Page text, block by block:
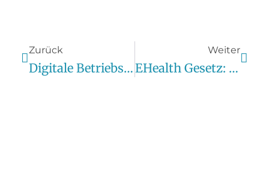
Zurück
Digitale Betriebsprüfung: So Bereitest Du Dich Optimal Vor
Weiter
EHealth Gesetz: Wie Du Mit Digitalen Lösungen Das Gesundheitswesen Aktiv Mitgestaltest